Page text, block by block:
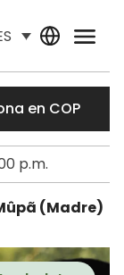
en COP
p.m.
(Madre)